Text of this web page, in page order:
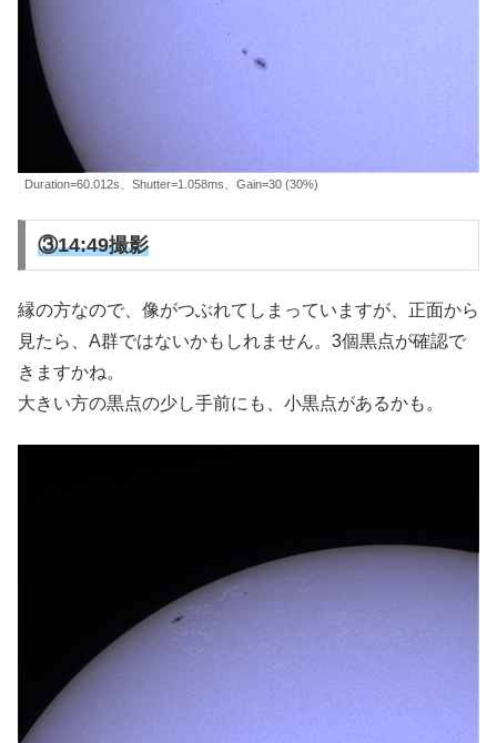
Duration=60.012s、Shutter=1.058ms、Gain=30 (30%)
③14:49撮影
縁の方なので、像がつぶれてしまっていますが、正面から
見たら、A群ではないかもしれません。3個黒点が確認で
きますかね。
大きい方の黒点の少し手前にも、小黒点があるかも。